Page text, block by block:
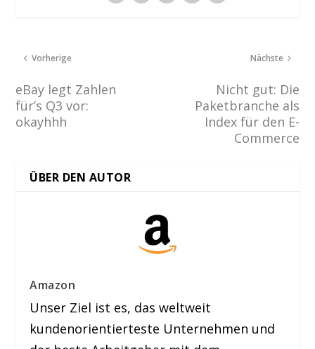
Vorherige
eBay legt Zahlen
für’s Q3 vor:
okayhhh
Nächste
Nicht gut: Die
Paketbranche als
Index für den E-
Commerce
ÜBER DEN AUTOR
Amazon
Unser Ziel ist es, das weltweit
kundenorientierteste Unternehmen und